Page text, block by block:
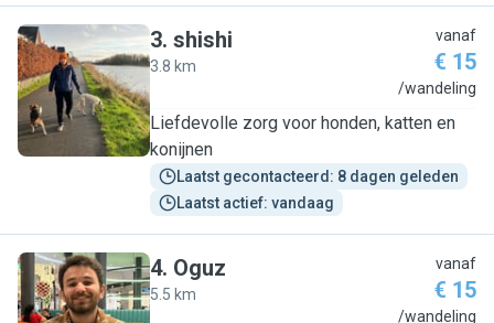
S
3. shishi
3.8 km
vanaf
€ 15
/wandeling
Liefdevolle zorg voor honden, katten en
konijnen
Laatst gecontacteerd: 8 dagen geleden
Laatst actief: vandaag
4. Oguz
5.5 km
vanaf
€ 15
/wandeling